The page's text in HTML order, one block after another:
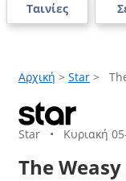
Ταινίες
Αρχική > Star >
Star • Κυριακή
The